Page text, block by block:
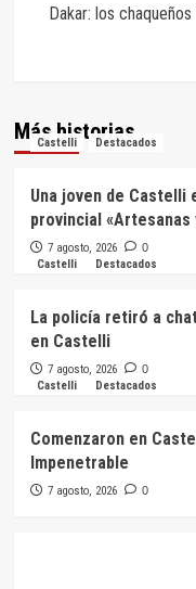
Dakar: los
Más historias
Castelli Destacados
Una joven de
provincial «Artesanas
7 agosto, 2026 0
Castelli Destacados
La policía retiró a
en Castelli
7 agosto, 2026 0
Castelli Destacados
Comenzaron en
Impenetrable
7 agosto, 2026 0